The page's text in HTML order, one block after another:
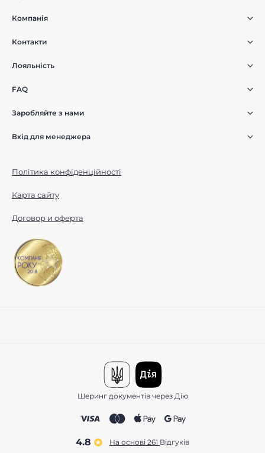
Компанія
Контакти
Лояльність
FAQ
Заробляйте з нами
Вхід для менеджера
Політика конфіденційності
Карта сайту
Договор и оферта
Шеринг документів через Дію
4.8 На основі 261 відгуків